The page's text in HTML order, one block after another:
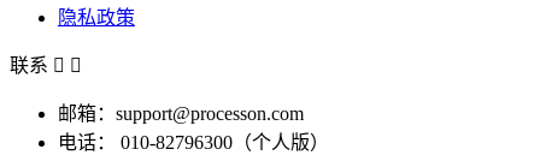
隐私政策
联系  
邮箱：support@processon.com
电话：
010-82796300（个人版）